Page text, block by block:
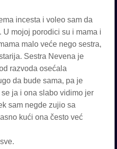
incesta i voleo sam da
U mojoj porodici su i mama i
malo veće nego sestra,
Sestra Nevena je
razvoda osećala
da bude sama, pa je
ja i ona slabo vidimo jer
sam negde zujio sa
kući ona često već